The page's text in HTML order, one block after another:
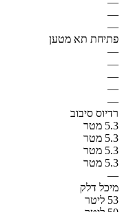
—
—
פתיחת תא מטען
—
—
—
—
—
רדיוס סיבוב
5.3 מטר
5.3 מטר
5.3 מטר
5.3 מטר
—
מיכל דלק
53 ליטר